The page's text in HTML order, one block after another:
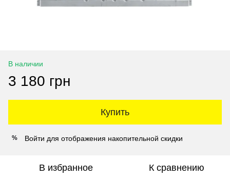
В наличии
3 180 грн
Купить
% Войти для отображения накопительной скидки
В избранное К сравнению